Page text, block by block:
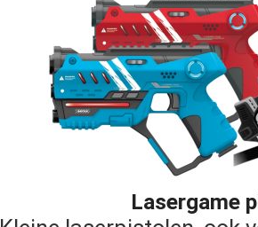
Lasergame